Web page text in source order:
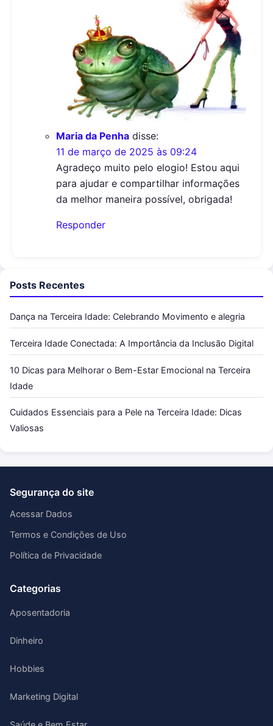
Maria da Penha disse:
11 de março de 2025 às 09:24
Agradeço muito pelo elogio! Estou aqui
para ajudar e compartilhar informações
da melhor maneira possível, obrigada!
Responder
Posts Recentes
Dança na Terceira Idade: Celebrando Movimento e alegria
Terceira Idade Conectada: A Importância da Inclusão Digital
10 Dicas para Melhorar o Bem-Estar Emocional na Terceira
Idade
Cuidados Essenciais para a Pele na Terceira Idade: Dicas
Valiosas
Segurança do site
Acessar Dados
Termos e Condições de Uso
Política de Privacidade
Categorias
Aposentadoria
Dinheiro
Hobbies
Marketing Digital